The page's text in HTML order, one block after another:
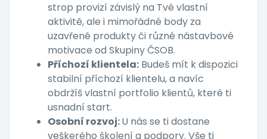
strop provizí závislý na Tvé vlastní
aktivitě, ale i mimořádné body za
uzavřené produkty či různé nástavbové
motivace od Skupiny ČSOB.
Příchozí klientela: Budeš mít k dispozici
stabilní příchozí klientelu, a navíc
obdržíš vlastní portfolio klientů, které ti
usnadní start.
Osobní rozvoj:U nás se ti dostane
veškerého školení a podpory. Vše ti